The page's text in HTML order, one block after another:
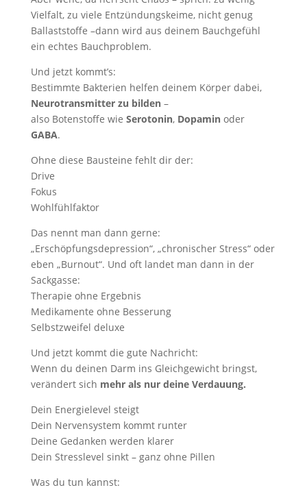
Vielfalt, zu viele Entzündungskeime, nicht genug
Ballaststoffe –dann wird aus deinem Bauchgefühl
ein echtes Bauchproblem.
Und jetzt kommt’s:
Bestimmte Bakterien helfen deinem Körper dabei,
Neurotransmitter zu bilden–
also Botenstoffe wie Serotonin, Dopaminoder
GABA.
Ohne diese Bausteine fehlt dir der:
Drive
Fokus
Wohlfühlfaktor
Das nennt man dann gerne:
„Erschöpfungsdepression“, „chronischer Stress“ oder
eben „Burnout“. Und oft landet man dann in der
Sackgasse:
Therapie ohne Ergebnis
Medikamente ohne Besserung
Selbstzweifel deluxe
Und jetzt kommt die gute Nachricht:
Wenn du deinen Darm ins Gleichgewicht bringst,
verändert sich mehr als nur deine Verdauung.
Dein Energielevel steigt
Dein Nervensystem kommt runter
Deine Gedanken werden klarer
Dein Stresslevel sinkt – ganz ohne Pillen
Was du tun kannst: